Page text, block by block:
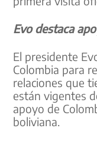
Evo destaca
El presidente
Colombia para
relaciones que
están vigentes
apoyo de
boliviana.